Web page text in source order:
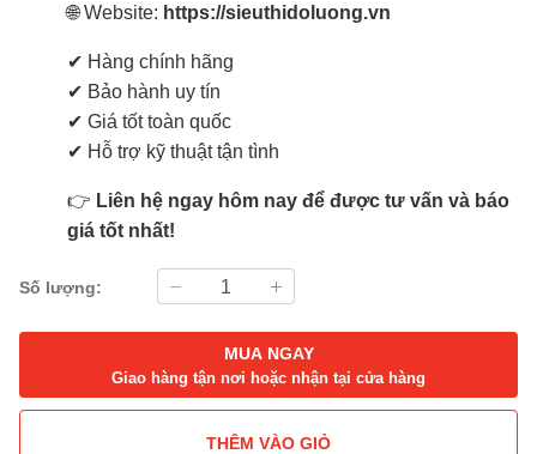
🌐 Website: https://sieuthidoluong.vn
✔ Hàng chính hãng
✔ Bảo hành uy tín
✔ Giá tốt toàn quốc
✔ Hỗ trợ kỹ thuật tận tình
👉 Liên hệ ngay hôm nay để được tư vấn và báo
giá tốt nhất!
Số lượng:
MUA NGAY
Giao hàng tận nơi hoặc nhận tại cửa hàng
THÊM VÀO GIỎ